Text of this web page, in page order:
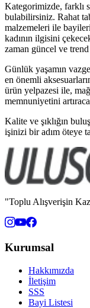
Kategorimizde, farklı
bulabilirsiniz. Rahat
malzemeleri ile
kadının ilgisini
zaman güncel ve trend
Günlük yaşamın
en önemli
ürün yelpazesi ile,
memnuniyetini
Kalite ve şıklığın
işinizi bir adım öteye
"Toplu Alışverişin
Kurumsal
Hakkımızda
İletişim
SSS
Bayi Listesi